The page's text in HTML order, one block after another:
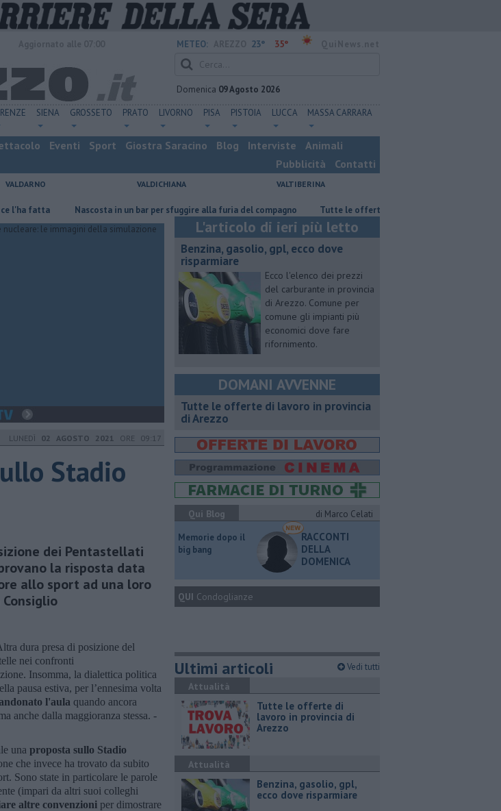
METEO: 23° 35°
Domenica 09 Agosto 2026
SIENA GROSSETO PRATO LIVORNO PISA PISTOIA LUCCA MASSA CARRARA
Eventi Sport Giostra Saracino Blog Interviste
Animali
Pubblicità
Contatti
VALDARNO VALDICHIANA VALTIBERINA
Nascosta in un bar per sfuggire alla furia del compagno ​Tutte le offerte di lavoro in provincia di Arezzo
LUNEDÌ 02 AGOSTO 2021 ORE 09:17
Stadio
dei Pentastellati
la risposta data
allo sport ad una loro
dura presa di posizione del
nei confronti
Insomma, la dialettica politica
pausa estiva, per l’ennesima volta
l'aula quando ancora
anche dalla maggioranza stessa. -
una proposta sullo Stadio
che invece ha trovato da subito
Sono state in particolare le parole
(impari da altri suoi colleghi
altre convenzioni per dimostrare
L'articolo di ieri più letto
​Benzina, gasolio, gpl, ecco dove
risparmiare
Ecco l'elenco dei prezzi
del carburante in provincia
di Arezzo. Comune per
comune gli impianti più
economici dove fare
rifornimento.
DOMANI AVVENNE
​Tutte le offerte di lavoro in provincia
di Arezzo
Qui Blog
di Marco Celati
Memorie dopo il
big bang
RACCONTI
DELLA
DOMENICA
QUI Condoglianze
Ultimi articoli Vedi tutti
Attualità
​Tutte le offerte di
lavoro in provincia di
Arezzo
Attualità
​Benzina, gasolio, gpl,
ecco dove risparmiare